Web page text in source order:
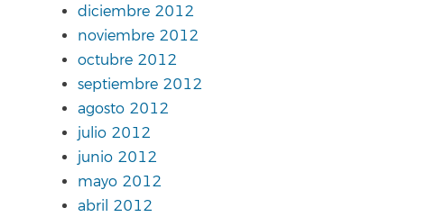
diciembre 2012
noviembre 2012
octubre 2012
septiembre 2012
agosto 2012
julio 2012
junio 2012
mayo 2012
abril 2012